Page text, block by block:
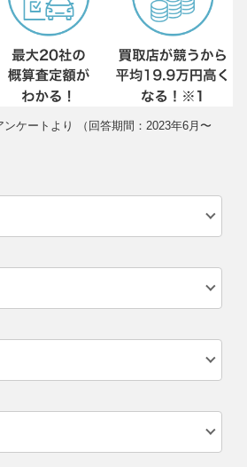
ケートより （回答期間：2023年6月〜